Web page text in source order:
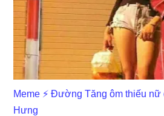
Meme ⚡ Đường Tăng ôm thiếu
Hưng